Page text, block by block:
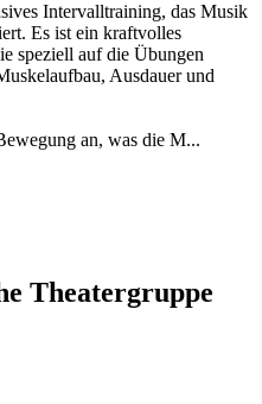
Intervalltraining, das Musik
Es ist ein kraftvolles
speziell auf die Übungen
Ausdauer und
an, was die M...
Theatergruppe